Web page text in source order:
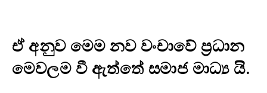
ඒ අනුව මෙම නව වංචාවේ ප්‍රධාන
මෙවලම වී ඇත්තේ සමාජ මාධ්‍ය යි.